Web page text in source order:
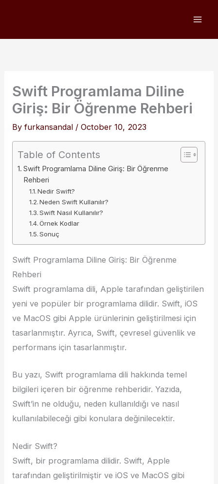
Swift Programlama Diline
Giriş: Bir Öğrenme Rehberi
Byfurkansandal /October 10, 2023
Table of Contents
Swift Programlama Diline Giriş: Bir Öğrenme
Rehberi
Nedir Swift?
Neden Swift Kullanılır?
Swift Nasıl Kullanılır?
Örnek Kodlar
Sonuç
Swift Programlama Diline Giriş: Bir Öğrenme
Rehberi
Swift programlama dili, Apple tarafından geliştirilen
yeni ve popüler bir programlama dilidir. Swift, iOS
ve MacOS gibi Apple ürünlerinin geliştirilmesi için
tasarlanmıştır. Ayrıca, Swift, çevresel güvenlik ve
performans için tasarlanmıştır.
Bu yazı, Swift programlama dili hakkında temel
bilgileri içeren bir öğrenme rehberidir. Yazıda,
Swift’in ne olduğu, neden kullanıldığı ve nasıl
kullanılabileceği gibi konulara değinilecektir.
Nedir Swift?
Swift, bir programlama dilidir. Swift, Apple
tarafından geliştirilmiştir ve iOS ve MacOS gibi